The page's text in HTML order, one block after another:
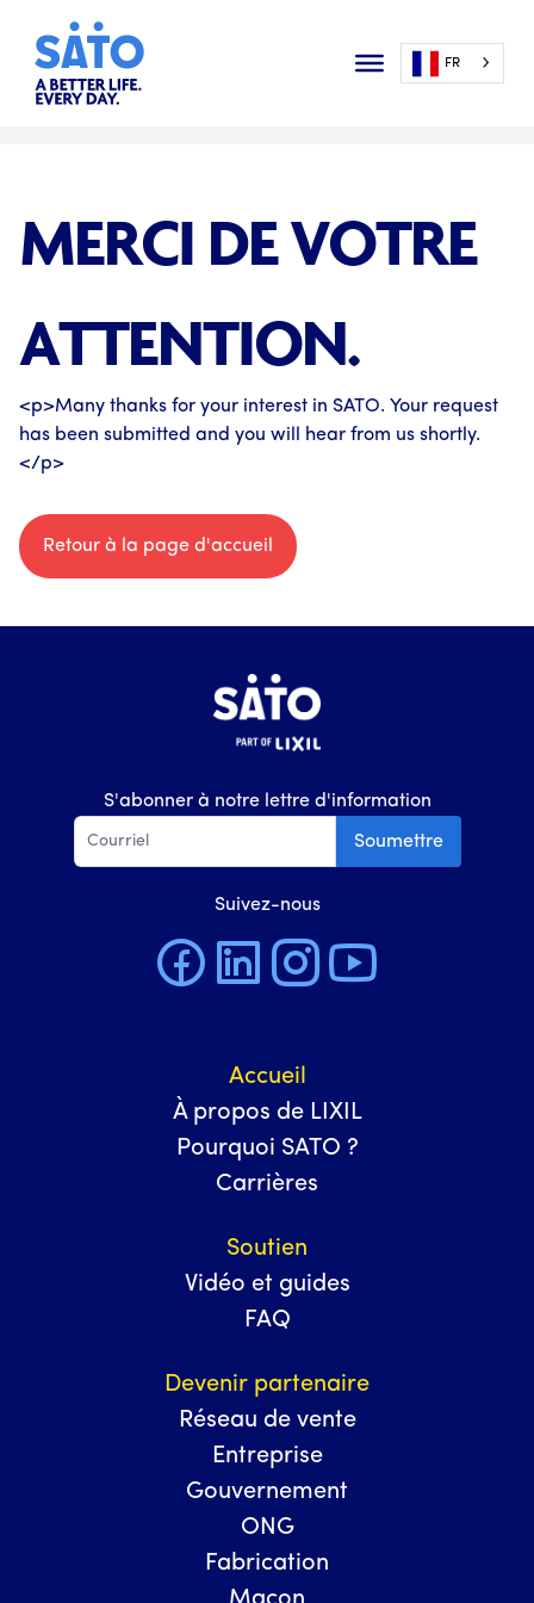
FR
MERCI DE VOTRE
ATTENTION.
<p>Many thanks for your interest in SATO. Your request
has been submitted and you will hear from us shortly.
</p>
Retour à la page d'accueil
S'abonner à notre lettre d'information
Soumettre
Suivez-nous
Accueil
À propos de LIXIL
Pourquoi SATO ?
Carrières
Soutien
Vidéo et guides
FAQ
Devenir partenaire
Réseau de vente
Entreprise
Gouvernement
ONG
Fabrication